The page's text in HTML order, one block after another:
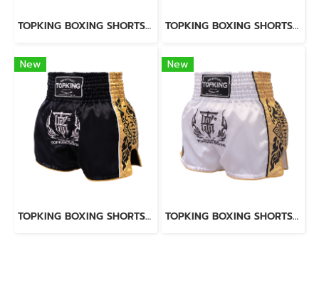
TOPKING BOXING SHORTS BLUE 276 TOPKING BOXING SHORTS RED 276
New
TOPKING BOXING SHORTS BLACK 276
New
TOPKING BOXING SHORTS WHITE 276